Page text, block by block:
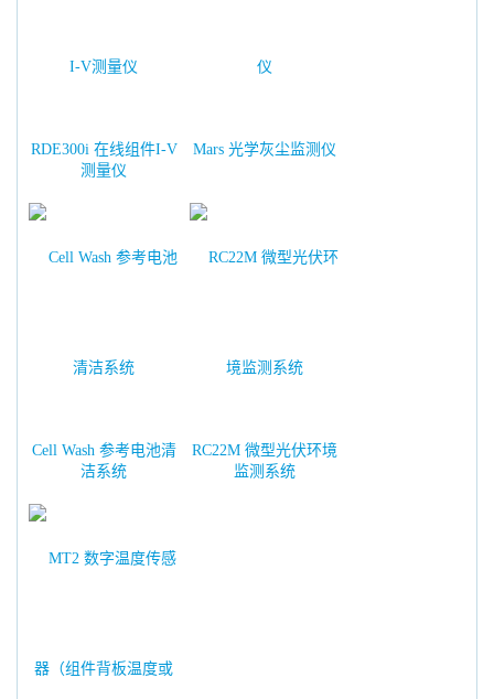
RDE300i 在线组件I-V
测量仪
Mars 光学灰尘监测仪
Cell Wash 参考电池清
洁系统
RC22M 微型光伏环境
监测系统